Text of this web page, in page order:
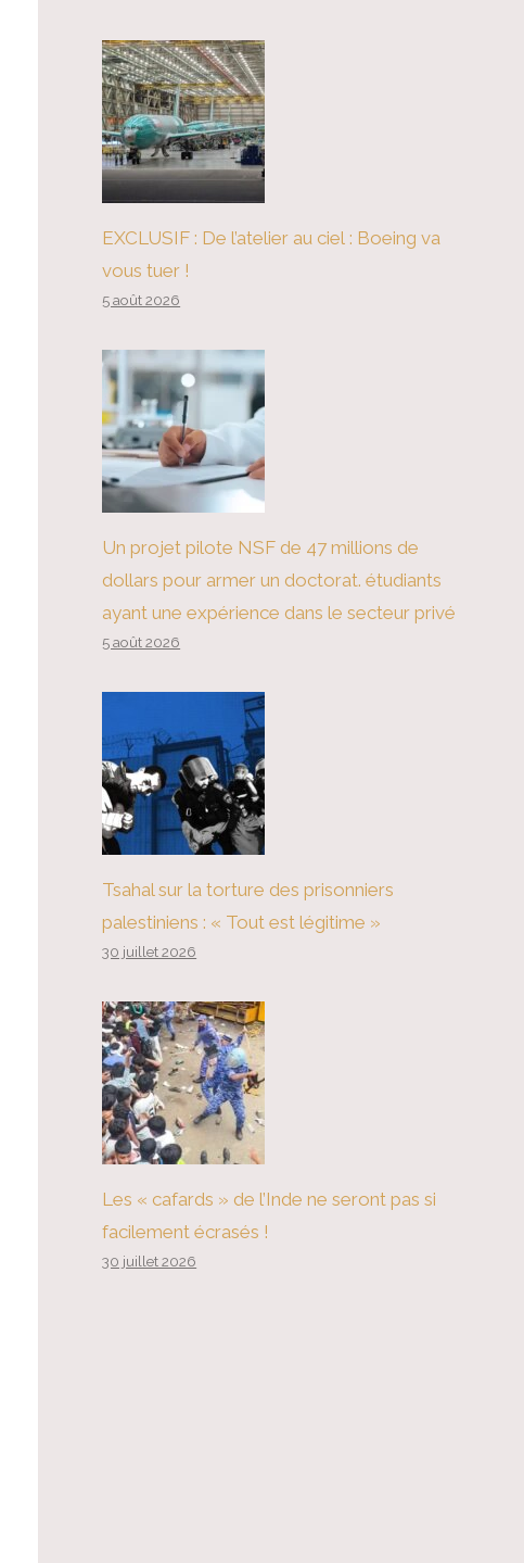
EXCLUSIF : De l’atelier au ciel : Boeing va
vous tuer !
5 août 2026
Un projet pilote NSF de 47 millions de
dollars pour armer un doctorat. étudiants
ayant une expérience dans le secteur privé
5 août 2026
Tsahal sur la torture des prisonniers
palestiniens : « Tout est légitime »
30 juillet 2026
Les « cafards » de l’Inde ne seront pas si
facilement écrasés !
30 juillet 2026